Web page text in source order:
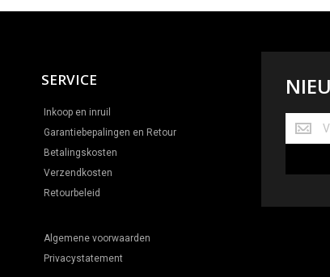
SERVICE
Inkoop en inruil
Garantiebepalingen en Retour
Betalingskosten
Verzendkosten
Retourbeleid
Algemene voorwaarden
Privacystatement